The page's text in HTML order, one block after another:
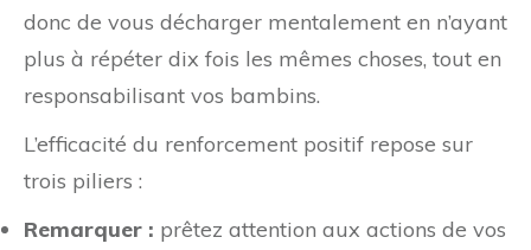
donc de vous décharger mentalement en n’ayant
plus à répéter dix fois les mêmes choses, tout en
responsabilisant vos bambins.
L’efficacité du renforcement positif repose sur
trois piliers :
Remarquer : prêtez attention aux actions de vos